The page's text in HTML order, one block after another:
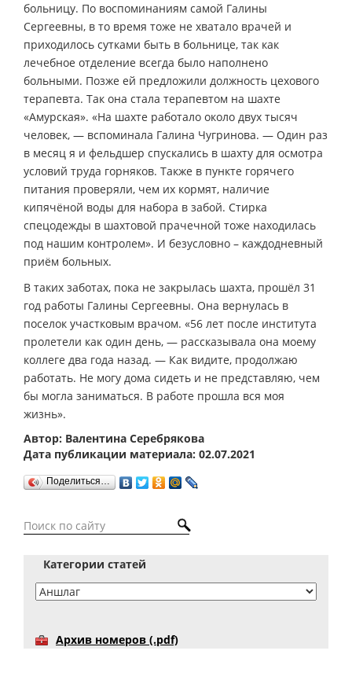
больницу. По воспоминаниям самой Галины
Сергеевны, в то время тоже не хватало врачей и
приходилось сутками быть в больнице, так как
лечебное отделение всегда было наполнено
больными. Позже ей предложили должность цехового
терапевта. Так она стала терапевтом на шахте
«Амурская». «На шахте работало около двух тысяч
человек, — вспоминала Галина Чугринова. — Один раз
в месяц я и фельдшер спускались в шахту для осмотра
условий труда горняков. Также в пункте горячего
питания проверяли, чем их кормят, наличие
кипячёной воды для набора в забой. Стирка
спецодежды в шахтовой прачечной тоже находилась
под нашим контролем». И безусловно – каждодневный
приём больных.
В таких заботах, пока не закрылась шахта, прошёл 31
год работы Галины Сергеевны. Она вернулась в
поселок участковым врачом. «56 лет после института
пролетели как один день, — рассказывала она моему
коллеге два года назад. — Как видите, продолжаю
работать. Не могу дома сидеть и не представляю, чем
бы могла заниматься. В работе прошла вся моя
жизнь».
Автор: Валентина Серебрякова
Дата публикации материала: 02.07.2021
Поделиться…
Категории статей
Архив номеров (.pdf)